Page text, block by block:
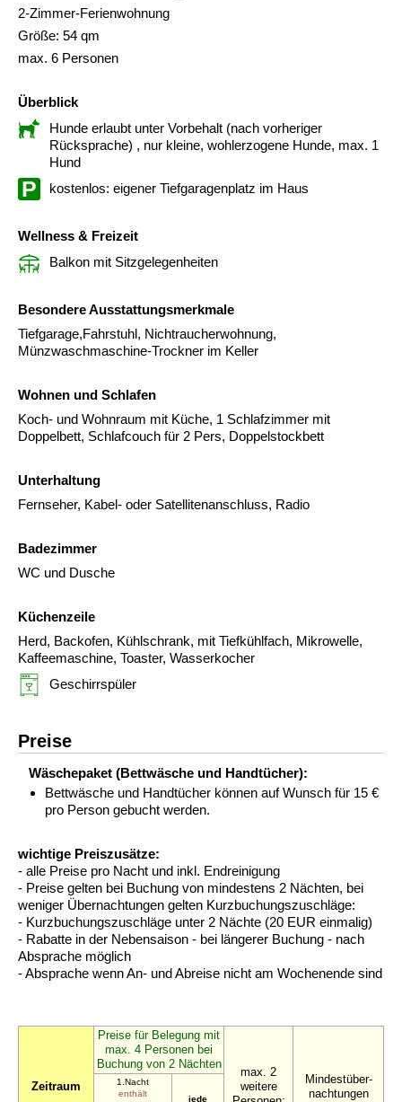
2-Zimmer-Ferienwohnung
Größe: 54 qm
max. 6 Personen
Überblick
Hunde erlaubt unter Vorbehalt (nach vorheriger
Rücksprache) , nur kleine, wohlerzogene Hunde, max. 1
Hund
kostenlos: eigener Tiefgaragenplatz im Haus
Wellness & Freizeit
Balkon mit Sitzgelegenheiten
Besondere Ausstattungsmerkmale
Tiefgarage,Fahrstuhl, Nichtraucherwohnung,
Münzwaschmaschine-Trockner im Keller
Wohnen und Schlafen
Koch- und Wohnraum mit Küche, 1 Schlafzimmer mit
Doppelbett, Schlafcouch für 2 Pers, Doppelstockbett
Unterhaltung
Fernseher, Kabel- oder Satellitenanschluss, Radio
Badezimmer
WC und Dusche
Küchenzeile
Herd, Backofen, Kühlschrank, mit Tiefkühlfach, Mikrowelle,
Kaffeemaschine, Toaster, Wasserkocher
Geschirrspüler
Preise
Wäschepaket (Bettwäsche und Handtücher):
Bettwäsche und Handtücher können auf Wunsch für 15 €
pro Person gebucht werden.
wichtige Preiszusätze:
- alle Preise pro Nacht und inkl. Endreinigung
- Preise gelten bei Buchung von mindestens 2 Nächten, bei
weniger Übernachtungen gelten Kurzbuchungszuschläge:
- Kurzbuchungszuschläge unter 2 Nächte (20 EUR einmalig)
- Rabatte in der Nebensaison - bei längerer Buchung - nach
Absprache möglich
- Absprache wenn An- und Abreise nicht am Wochenende sind
Zeitraum
Preise für Belegung mit
max. 4 Personen bei
Buchung von 2 Nächten
max. 2
weitere
Mindestüber-
nachtungen
1.Nacht
enthält
jede